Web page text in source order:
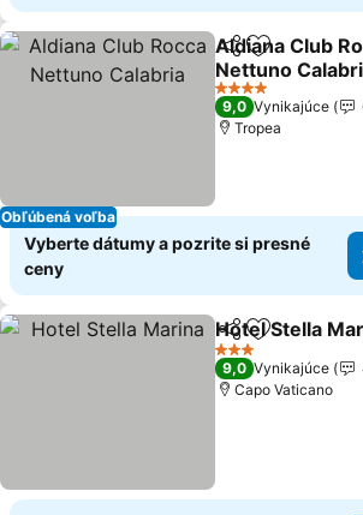
Obľúbená voľba
ZdieľaťPridať do
Aldiana Club
Nettuno
Zobraziť ceny
4 Počet hviezdičiek
9,0 Vynikajúce
Tropea
Vyberte dátumy a pozrite si presné
ceny
ZdieľaťPridať do
Hotel Stella
3 Počet hviezdičiek
9,0 Vynikajúce
Capo Vaticano